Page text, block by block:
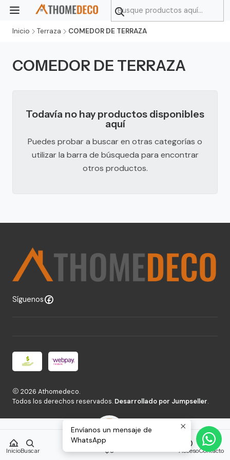
InicioBuscar
0
$0 AccesoContacto
Inicio Terraza COMEDOR DE TERRAZA
COMEDOR DE TERRAZA
Todavía no hay productos disponibles
aquí
Puedes probar a buscar en otras categorías o
utilizar la barra de búsqueda para encontrar
otros productos.
Síguenos
2026 Athomedeco.
Todos los derechos reservados. Desarrollado por Jumpseller.
Envíanos un mensaje de
WhatsApp